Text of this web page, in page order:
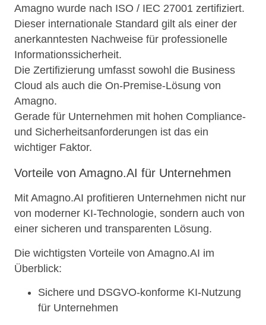
Amagno wurde nach ISO / IEC 27001 zertifiziert.
Dieser internationale Standard gilt als einer der
anerkanntesten Nachweise für professionelle
Informationssicherheit.
Die Zertifizierung umfasst sowohl die Business
Cloud als auch die On-Premise-Lösung von
Amagno.
Gerade für Unternehmen mit hohen Compliance-
und Sicherheitsanforderungen ist das ein
wichtiger Faktor.
Vorteile von Amagno.AI für Unternehmen
Mit Amagno.AI profitieren Unternehmen nicht nur
von moderner KI-Technologie, sondern auch von
einer sicheren und transparenten Lösung.
Die wichtigsten Vorteile von Amagno.AI im
Überblick:
Sichere und DSGVO-konforme KI-Nutzung
für Unternehmen